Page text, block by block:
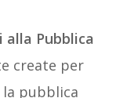
Pubblica
create per
pubblica